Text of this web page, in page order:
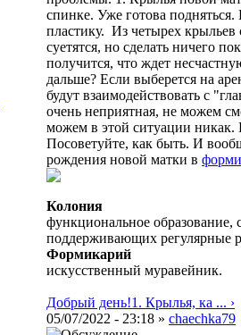
спинке. Уже готова
пластику. Из четырех
суетятся, но сделать ничего
получится, что ждет
дальше? Если выберется на
будут взаимодействовать с
очень неприятная, не можем
можем в этой ситуации
Посоветуйте, как быть. И
рождения новой матки в
Колония
функциональное образование,
поддерживающих регулярные
Формикарий
искусственный муравейник.
Добрый день!1. Крылья, ка ... ›
05/07/2022 - 23:18 » chaechka79